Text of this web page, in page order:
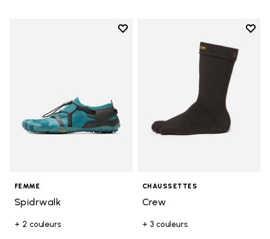
Add to wishlist
Add to wishlist Spidrwalk
FEMME
Spidrwalk
+ 2 couleurs
Add
CHAUSSETTES
Crew
+ 3 couleurs